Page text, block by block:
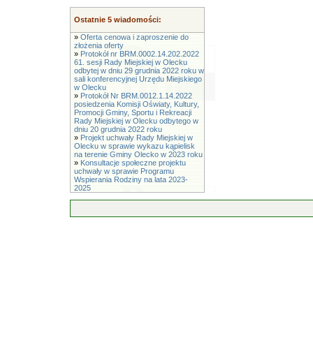
Ostatnie 5 wiadomości:
» Oferta cenowa i zaproszenie do
złożenia oferty
» Protokół nr BRM.0002.14.202.2022
61. sesji Rady Miejskiej w Olecku
odbytej w dniu 29 grudnia 2022 roku w
sali konferencyjnej Urzędu Miejskiego
w Olecku
» Protokół Nr BRM.0012.1.14.2022
posiedzenia Komisji Oświaty, Kultury,
Promocji Gminy, Sportu i Rekreacji
Rady Miejskiej w Olecku odbytego w
dniu 20 grudnia 2022 roku
» Projekt uchwały Rady Miejskiej w
Olecku w sprawie wykazu kąpielisk
na terenie Gminy Olecko w 2023 roku
» Konsultacje społeczne projektu
uchwały w sprawie Programu
Wspierania Rodziny na lata 2023-
2025